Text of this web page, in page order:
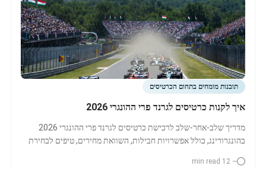
תובנות מומחים בתחום הכרטיסים
איך לקנות כרטיסים לגרנד פרי ההונגרי 2026
מדריך שלב-אחר-שלב לרכישת כרטיסים לגרנד פרי ההונגרי 2026
בהונגרורינג, כולל אפשרויות חבילות, השוואת מחירים, טיפים לבחירת
~ 12 min read